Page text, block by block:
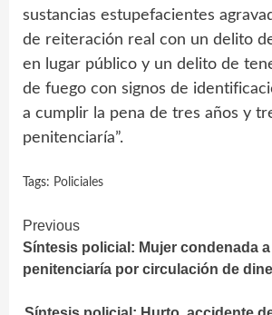
sustancias estupefacientes
de reiteración real con un delito
en lugar público y un delito de
de fuego con signos de
a cumplir la pena de tres años y
penitenciaría”.
Tags: Policiales
Continue
Reading
Previous
Síntesis policial: Mujer condenada
penitenciaría por circulación de